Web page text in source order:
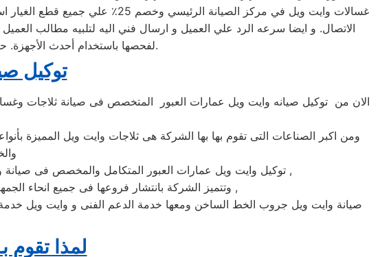
غسالات وايت ويل في مركز
الاتصال. و ايضا سرعه الرد علي العميل و ارسال فني اليه لتلبيه مطالب
لفحصها باستخدام أحدث الأجهزة. حرصاً على جهاز العميل، يتم تسليمه بأفضل حالاته لإرضاء العميل العزيز.
توكيل
الان من توكيل صيانه وايت ويل عمارات العبور المتخصص فى صيانة ثلاجات
ومن اكبر الصناعات التى تقوم بها بها الشركة هى ثلاجات وايت ويل المميزة
توكيل وايت ويل عمارات العبور المتكامل والمخصص فى صيانةماركة وايت ويل على يد خبراء الصيانة المعتمدين للماركات العالمية ,
وتتميز الشركة بانتشار فروعها فى جميع انحاء الجمهوريه حيث يوجد أسرع فريق للوصول الى العملاء على مدار اليوم يصلك الفريق اينما كنت ,
صيانة وايت ويل جروب الخط الساخن ومعها خدمة الدعم الفنى و وايت ويل
لمذا تقوم